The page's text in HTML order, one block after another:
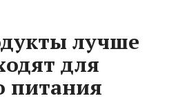
лучше
для
питания